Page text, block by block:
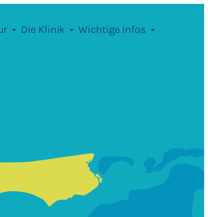
Die Klinik Wichtige Infos